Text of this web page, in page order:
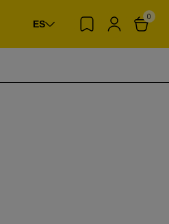
ES
0